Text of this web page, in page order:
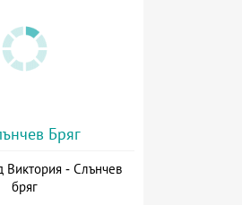
Бряг
Виктория - Слънчев
бряг